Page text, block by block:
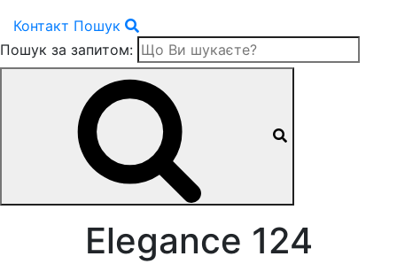
Контакт Пошук
Пошук за запитом:
Elegance 124